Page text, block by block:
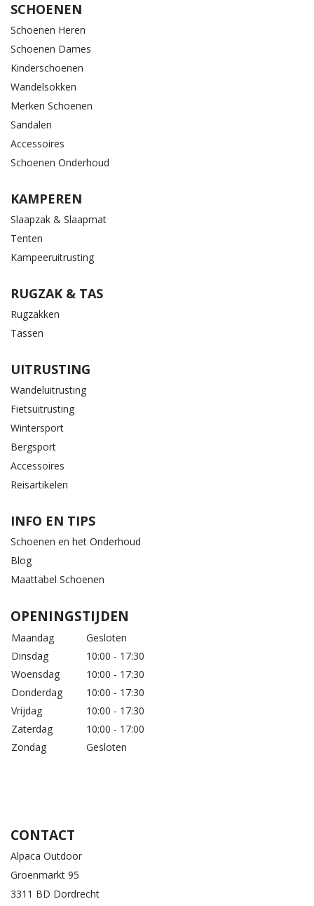
SCHOENEN
Schoenen Heren
Schoenen Dames
Kinderschoenen
Wandelsokken
Merken Schoenen
Sandalen
Accessoires
Schoenen Onderhoud
KAMPEREN
Slaapzak & Slaapmat
Tenten
Kampeeruitrusting
RUGZAK & TAS
Rugzakken
Tassen
UITRUSTING
Wandeluitrusting
Fietsuitrusting
Wintersport
Bergsport
Accessoires
Reisartikelen
INFO EN TIPS
Schoenen en het Onderhoud
Blog
Maattabel Schoenen
OPENINGSTIJDEN
Maandag
Gesloten
Dinsdag
10:00 - 17:30
Woensdag
10:00 - 17:30
Donderdag
10:00 - 17:30
Vrijdag
10:00 - 17:30
Zaterdag
10:00 - 17:00
Zondag
Gesloten
CONTACT
Alpaca Outdoor
Groenmarkt 95
3311 BD Dordrecht